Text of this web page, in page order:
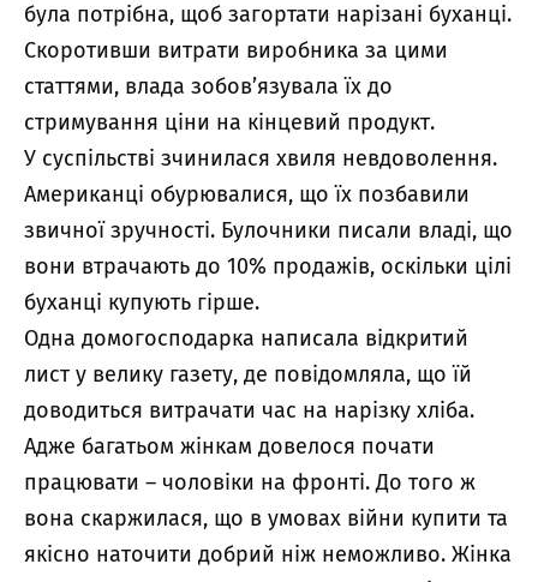
була потрібна, щоб загортати нарізані буханці.
Скоротивши витрати виробника за цими
статтями, влада зобов’язувала їх до
стримування ціни на кінцевий продукт.
У суспільстві зчинилася хвиля невдоволення.
Американці обурювалися, що їх позбавили
звичної зручності. Булочники писали владі, що
вони втрачають до 10% продажів, оскільки цілі
буханці купують гірше.
Одна домогосподарка написала відкритий
лист у велику газету, де повідомляла, що їй
доводиться витрачати час на нарізку хліба.
Адже багатьом жінкам довелося почати
працювати – чоловіки на фронті. До того ж
вона скаржилася, що в умовах війни купити та
якісно наточити добрий ніж неможливо. Жінка